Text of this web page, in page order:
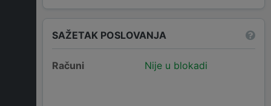
SAŽETAK POSLOVANJA
Računi Nije u blokadi